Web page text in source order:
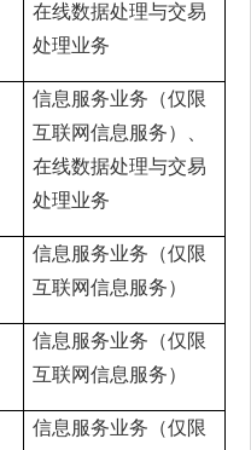
在线数据处理与交易
处理业务
信息服务业务（仅限
互联网信息服务）、
在线数据处理与交易
处理业务
信息服务业务（仅限
互联网信息服务）
信息服务业务（仅限
互联网信息服务）
信息服务业务（仅限